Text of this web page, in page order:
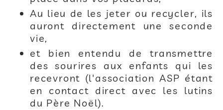
Au lieu de les jeter ou recycler, ils
auront directement une seconde
vie,
et bien entendu de transmettre
des sourires aux enfants qui les
recevront (l'association ASP étant
en contact direct avec les lutins
du Père Noël).